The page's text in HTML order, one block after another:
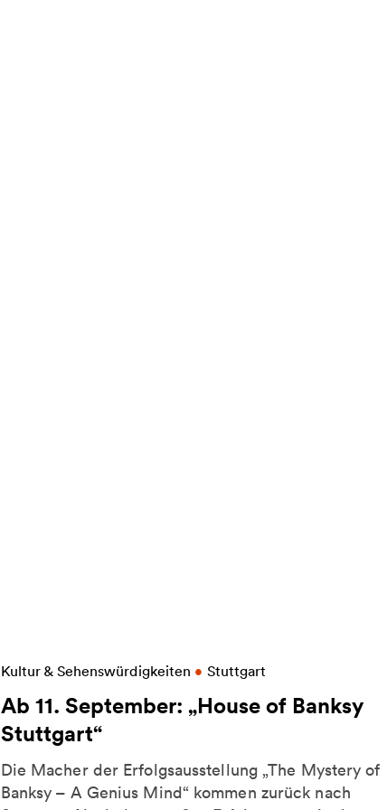
Kultur & Sehenswürdigkeiten • Stuttgart
Ab 11. September: „House of Banksy
Stuttgart“
Die Macher der Erfolgsausstellung „The Mystery of
Banksy – A Genius Mind“ kommen zurück nach
Weitere Informationen zu Ab 11. September: